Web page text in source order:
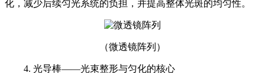
化，减少后续匀光系统的负担，并提高整体光斑的均匀性。
（微透镜阵列）
4. 光导棒——光束整形与匀化的核心